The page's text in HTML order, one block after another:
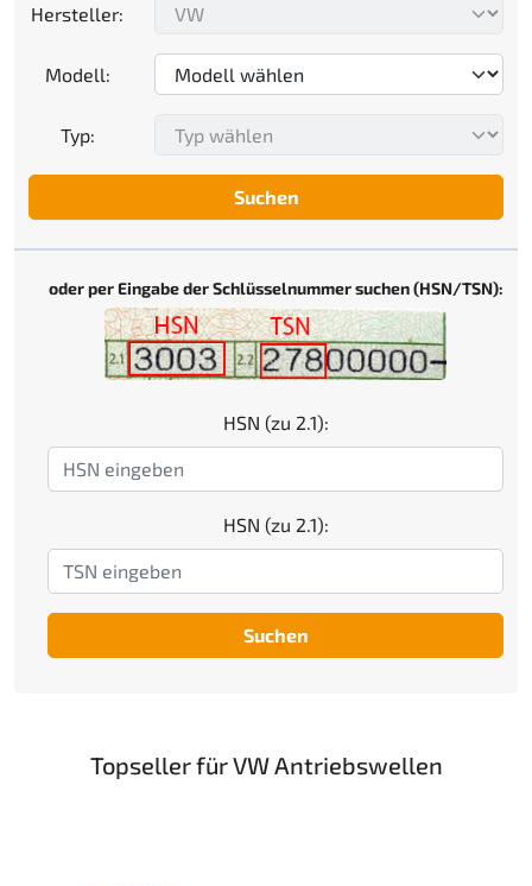
Hersteller:
Modell:
Typ:
Suchen
oder per Eingabe der Schlüsselnummer suchen (HSN/TSN):
HSN (zu 2.1):
HSN (zu 2.1):
Suchen
Topseller für VW Antriebswellen